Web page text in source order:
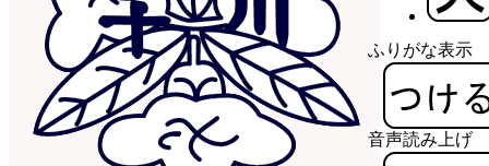
ふりがな表示
音声読み上げ